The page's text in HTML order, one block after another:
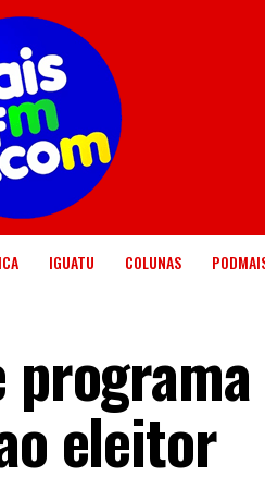
IGUATU COLUNAS
eleitor